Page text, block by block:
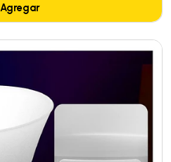
Agregar